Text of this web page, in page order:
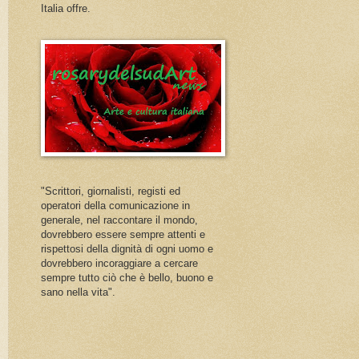
Italia offre.
"Scrittori, giornalisti, registi ed
operatori della comunicazione in
generale, nel raccontare il mondo,
dovrebbero essere sempre attenti e
rispettosi della dignità di ogni uomo e
dovrebbero incoraggiare a cercare
sempre tutto ciò che è bello, buono e
sano nella vita".